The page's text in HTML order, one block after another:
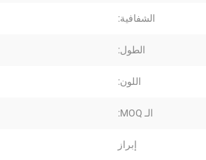
الشفافية:
الطول:
اللون:
الـ MOQ:
إبراز